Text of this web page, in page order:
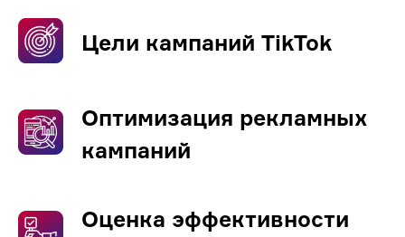
Цели кампаний TikTok
Оптимизация рекламных
кампаний
Оценка эффективности